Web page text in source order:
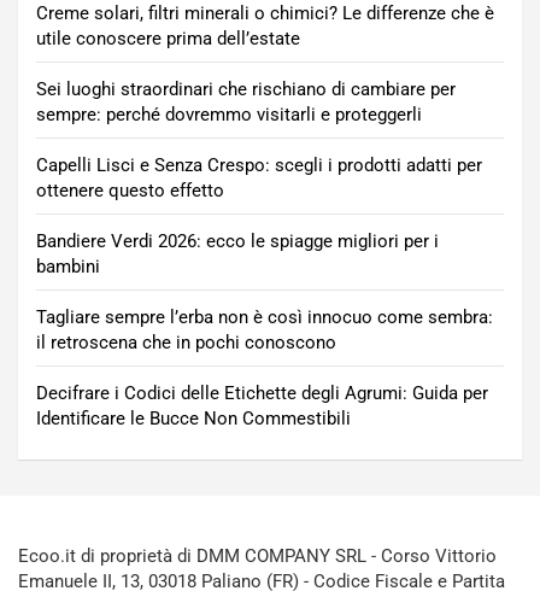
Creme solari, filtri minerali o chimici? Le differenze che è
utile conoscere prima dell’estate
Sei luoghi straordinari che rischiano di cambiare per
sempre: perché dovremmo visitarli e proteggerli
Capelli Lisci e Senza Crespo: scegli i prodotti adatti per
ottenere questo effetto
Bandiere Verdi 2026: ecco le spiagge migliori per i
bambini
Tagliare sempre l’erba non è così innocuo come sembra:
il retroscena che in pochi conoscono
Decifrare i Codici delle Etichette degli Agrumi: Guida per
Identificare le Bucce Non Commestibili
Ecoo.it di proprietà di DMM COMPANY SRL - Corso Vittorio
Emanuele II, 13, 03018 Paliano (FR) - Codice Fiscale e Partita